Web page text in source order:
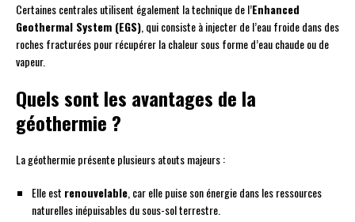
Certaines centrales utilisent également la technique de l’Enhanced
Geothermal System (EGS), qui consiste à injecter de l’eau froide dans des
roches fracturées pour récupérer la chaleur sous forme d’eau chaude ou de
vapeur.
Quels sont les avantages de la
géothermie ?
La géothermie présente plusieurs atouts majeurs :
Elle est renouvelable, car elle puise son énergie dans les ressources
naturelles inépuisables du sous-sol terrestre.